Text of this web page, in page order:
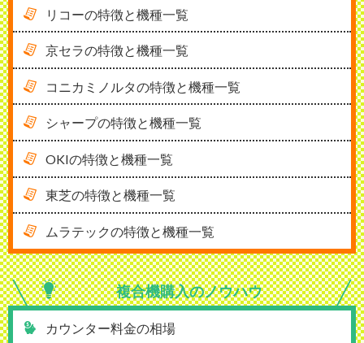
リコーの特徴と機種一覧
京セラの特徴と機種一覧
コニカミノルタの特徴と機種一覧
シャープの特徴と機種一覧
OKIの特徴と機種一覧
東芝の特徴と機種一覧
ムラテックの特徴と機種一覧
複合機購入のノウハウ
カウンター料金の相場